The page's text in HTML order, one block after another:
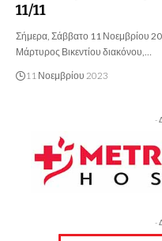
11/11
Σήμερα, Σάββατο 11 Νοεμβρίου
Μάρτυρος Βικεντίου διακόνου,…
11 Νοεμβρίου 2023
-
-